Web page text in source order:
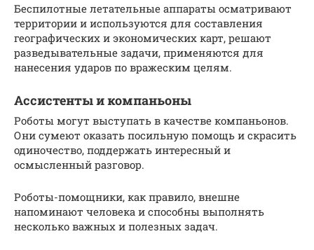
Беспилотные летательные аппараты осматривают
территории и используются для составления
географических и экономических карт, решают
разведывательные задачи, применяются для
нанесения ударов по вражеским целям.
Ассистенты и компаньоны
Роботы могут выступать в качестве компаньонов.
Они сумеют оказать посильную помощь и скрасить
одиночество, поддержать интересный и
осмысленный разговор.
Роботы-помощники, как правило, внешне
напоминают человека и способны выполнять
несколько важных и полезных задач.